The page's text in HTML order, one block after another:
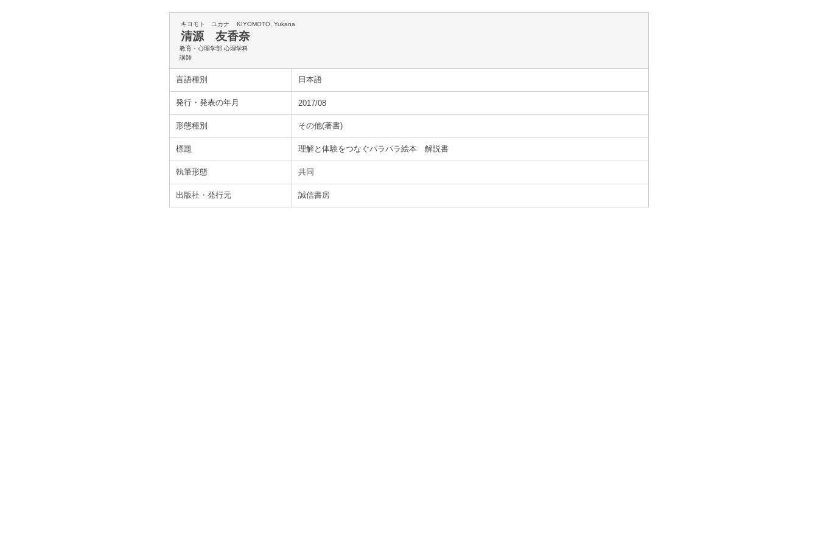
キヨモト ユカナ KIYOMOTO, Yukana
清源 友香奈
教育・心理学部 心理学科
講師
言語種別 日本語
発行・発表の年月 2017/08
形態種別 その他(著書)
標題 理解と体験をつなぐパラパラ絵本 解説書
執筆形態 共同
出版社・発行元 誠信書房